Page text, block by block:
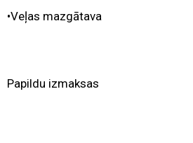
•Veļas mazgātava
Papildu izmaksas